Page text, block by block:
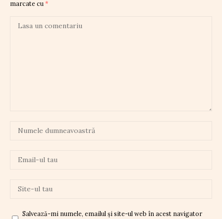
marcate cu *
Salvează-mi numele, emailul și site-ul web în acest navigator